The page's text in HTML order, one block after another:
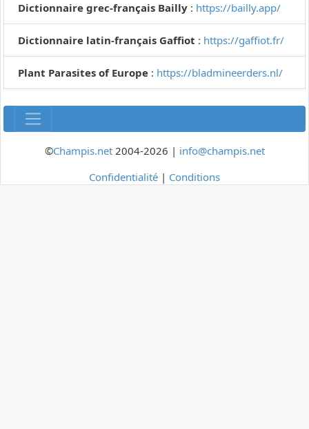
Dictionnaire grec-français Bailly : https://bailly.app/
Dictionnaire latin-français Gaffiot : https://gaffiot.fr/
Plant Parasites of Europe : https://bladmineerders.nl/
©Champis.net2004-2026 | info@champis.net
Confidentialité | Conditions